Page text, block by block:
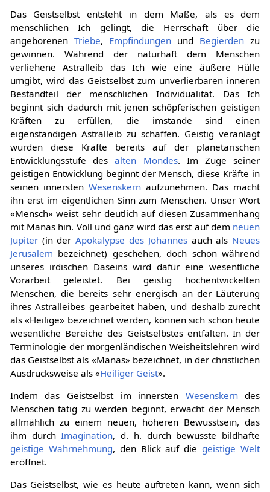
Das Geistselbst entsteht in dem Maße, als es dem
menschlichen Ich gelingt, die Herrschaft über die
angeborenenTriebe, EmpfindungenundBegierdenzu
gewinnen. Während der naturhaft dem Menschen
verliehene Astralleib das Ich wie eine äußere Hülle
umgibt, wird das Geistselbst zum unverlierbaren inneren
Bestandteil der menschlichen Individualität. Das Ich
beginnt sich dadurch mit jenen schöpferischen geistigen
Kräften zu erfüllen, die imstande sind einen
eigenständigen Astralleib zu schaffen. Geistig veranlagt
wurden diese Kräfte bereits auf der planetarischen
Entwicklungsstufe desalten Mondes. Im Zuge seiner
geistigen Entwicklung beginnt der Mensch, diese Kräfte in
seinen innerstenWesenskernaufzunehmen. Das macht
ihn erst im eigentlichen Sinn zum Menschen. Unser Wort
«Mensch» weist sehr deutlich auf diesen Zusammenhang
mit Manas hin. Voll und ganz wird das erst auf demneuen
Jupiter(in derApokalypse des Johannes auch alsNeues
Jerusalembezeichnet) geschehen, doch schon während
unseres irdischen Daseins wird dafür eine wesentliche
Vorarbeit geleistet. Bei geistig hochentwickelten
Menschen, die bereits sehr energisch an der Läuterung
ihres Astralleibes gearbeitet haben, und deshalb zurecht
als «Heilige» bezeichnet werden, können sich schon heute
wesentliche Bereiche des Geistselbstes entfalten. In der
Terminologie der morgenländischen Weisheitslehren wird
das Geistselbst als «Manas» bezeichnet, in der christlichen
Indem das Geistselbst im innerstenWesenskerndes
Menschen tätig zu werden beginnt, erwacht der Mensch
allmählich zu einem neuen, höheren Bewusstsein, das
ihm durchImagination, d. h. durch bewusste bildhafte
geistige Wahrnehmung